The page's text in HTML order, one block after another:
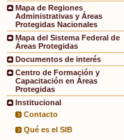
Mapa de Regiones
Administrativas y Áreas
Protegidas Nacionales
Mapa del Sistema Federal de
Áreas Protegidas
Documentos de interés
Centro de Formación y
Capacitación en Áreas
Protegidas
Institucional
Contacto
Qué es el SIB